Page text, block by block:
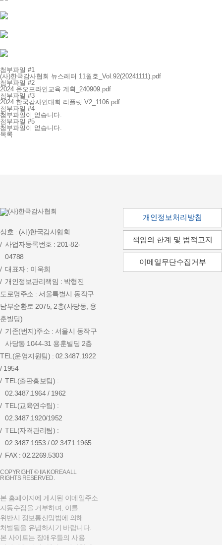
첨부파일 #1
(사)한국감사협회 뉴스레터 11월호_Vol.92(20241111).pdf
첨부파일 #2
2024 온오프라인교육 계획_240909.pdf
첨부파일 #3
2024 한국감사인대회 리플릿 V2_1106.pdf
첨부파일 #4
첨부파일이 없습니다.
첨부파일 #5
첨부파일이 없습니다.
목록
개인정보처리방침
책임의 한계 및 법적고지
이메일무단수집거부
상호 : (사)한국감사협회
사업자등록번호 : 201-82-
04788
대표자 : 이욱희
개인정보관리책임 : 박형진
도로명주소 : 서울특별시 동작구
남부순환로 2075, 2층(사당동, 용
훈빌딩)
기존(번지)주소 : 서울시 동작구
사당동 1044-31 용훈빌딩 2층
TEL(운영지원팀) : 02.3487.1922
/ 1954
TEL(출판홍보팀) :
02.3487.1964 / 1962
TEL(교육연수팀) :
02.3487.1920/1952
TEL(자격관리팀) :
02.3487.1953 / 02.3471.1965
FAX : 02.2269.5303
COPYRIGHT © IIA KOREA ALL
RIGHTS RESERVED.
본 홈페이지에 게시된 이메일주소
자동수집을 거부하며, 이를
위반시 정보통신망법에 의해
처벌됨을 유념하시기 바랍니다.
본 사이트는 장애우들의 사용